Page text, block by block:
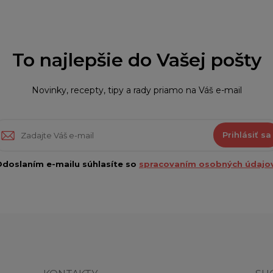
To najlepšie do Vašej pošty
Novinky, recepty, tipy a rady priamo na Váš e-mail
Prihlásiť sa
e-mailu súhlasíte so spracovaním osobných